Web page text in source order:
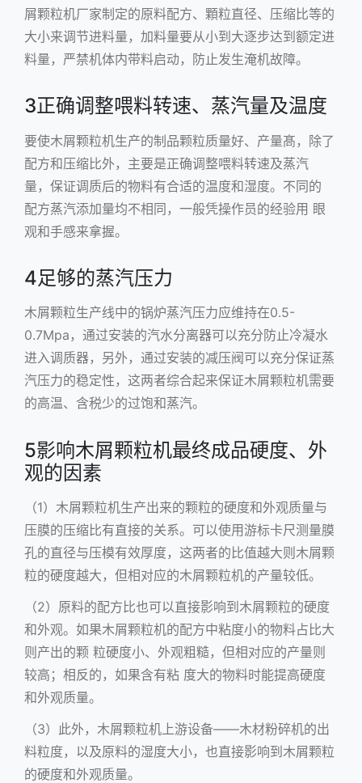
屑颗粒机厂家制定的原料配方、顆粒直径、压缩比等的
大小来调节进料量，加料量要从小到大逐步达到额定进
料量，严禁机体内带料启动，防止发生淹机故障。
3正确调整喂料转速、蒸汽量及温度
要使木屑颗粒机生产的制品颗粒质量好、产量髙，除了
配方和压缩比外，主要是正确调整喂料转速及蒸汽
量，保证调质后的物料有合适的温度和湿度。不同的
配方蒸汽添加量均不相同，一般凭操作员的经验用 眼
观和手感来拿握。
4足够的蒸汽压力
木屑颗粒生产线中的锅炉蒸汽压力应维持在0.5-
0.7Mpa，通过安装的汽水分离器可以充分防止冷凝水
进入调质器，另外，通过安装的减压阀可以充分保证蒸
汽压力的稳定性，这两者综合起来保证木屑颗粒机需要
的高温、含税少的过饱和蒸汽。
5影响木屑颗粒机最终成品硬度、外
观的因素
（1）木屑颗粒机生产出来的颗粒的硬度和外观质量与
压膜的压缩比有直接的关系。可以使用游标卡尺测量膜
孔的直径与压模有效厚度，这两者的比值越大则木屑颗
粒的硬度越大，但相对应的木屑颗粒机的产量较低。
（2）原料的配方比也可以直接影响到木屑颗粒的硬度
和外观。如果木屑颗粒机的配方中粘度小的物料占比大
则产出的颗 粒硬度小、外观粗糙，但相对应的产量则
较高；相反的，如果含有粘 度大的物料时能提高硬度
和外观质量。
（3）此外，木屑颗粒机上游设备——木材粉碎机的出
料粒度，以及原料的湿度大小，也直接影响到木屑颗粒
的硬度和外观质量。